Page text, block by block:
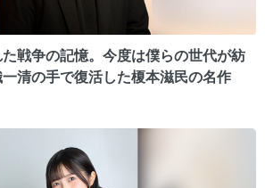
戦争の記憶。今度は僕らの世代が紡
清の手で復活した榎本滋民の名作